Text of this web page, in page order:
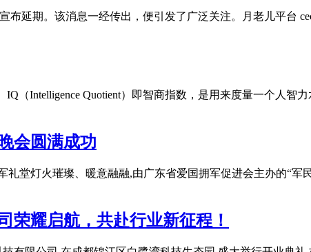
布延期。该消息一经传出，便引发了广泛关注。月老儿平台
（Intelligence Quotient）即智商指数，是用来度量一个人智
会圆满成功
礼堂灯火璀璨、暖意融融,由广东省爱国拥军促进会主办的“
荣耀启航，共赴行业新征程！